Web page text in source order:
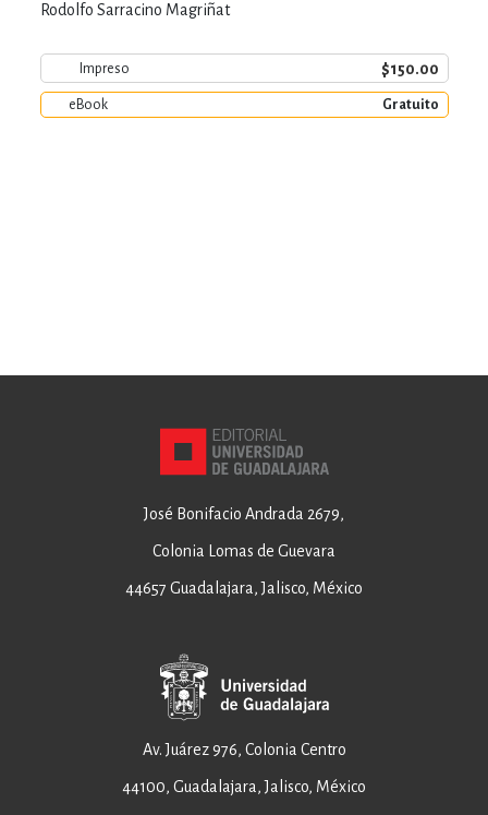
Rodolfo Sarracino Magriñat
Impreso $150.00
eBook Gratuito
José Bonifacio Andrada 2679,
Colonia Lomas de Guevara
44657 Guadalajara, Jalisco, México
Av. Juárez 976, Colonia Centro
44100, Guadalajara, Jalisco, México